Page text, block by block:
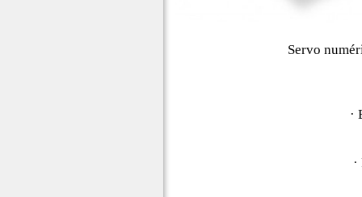
Servo
·